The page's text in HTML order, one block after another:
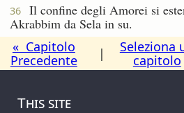
36
Il confine degli Amorei si
Akrabbim da Sela in su.
« Capitolo
Precedente
|
Seleziona
capitolo
This site